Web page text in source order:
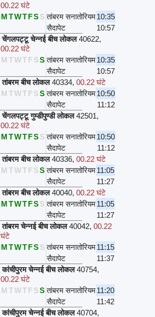
00.22 घंटे
MTWTFSS तांबरम सनातोरियम10:35
सैदापेट
10:57
चेंगलपट्टू चेन्नई बीच लोकल 40622,
00.22 घंटे
M TWTFSS तांबरम सनातोरियम10:35
सैदापेट
10:57
तांबरम बीच लोकल 40334,00.22 घंटे
M TWTFSS तांबरम सनातोरियम10:50
सैदापेट
11:12
चेंगलपट्टू गुम्डीपुण्डी लोकल 42501,
00.22 घंटे
MTWTFSS तांबरम सनातोरियम10:50
सैदापेट
11:12
तांबरम बीच लोकल 40336,00.22 घंटे
M TWTFSS तांबरम सनातोरियम11:05
सैदापेट
11:27
तांबरम बीच लोकल 40040,00.22 घंटे
MTWTFSS तांबरम सनातोरियम11:05
सैदापेट
11:27
तांबरम चेन्नई बीच लोकल 40042,00.22
घंटे
MTWTFSS तांबरम सनातोरियम11:15
सैदापेट
11:37
कांचीपुरम चेन्नई बीच लोकल 40754,
00.22 घंटे
M TWTFSS तांबरम सनातोरियम11:20
सैदापेट
11:42
कांचीपुरम चेन्नई बीच लोकल 40704,